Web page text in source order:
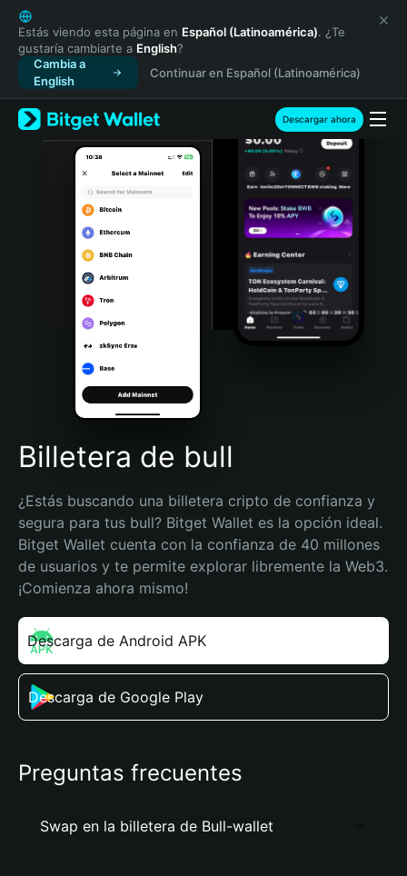
English
日本語
Tiếng Việt
Русский
Español (Latinoamérica)
Türkçe
Italiano
Português (Portugal)
Bahasa Indonesia
Português (Brasil)
Español (Argentina)
Estás viendo esta página en Español (Latinoamérica). ¿Te
gustaría cambiarte a English?
Cambia a
English
Continuar en Español (Latinoamérica)
Descargar ahora
Billetera de bull
¿Estás buscando una billetera cripto de confianza y
segura para tus bull? Bitget Wallet es la opción ideal.
Bitget Wallet cuenta con la confianza de 40 millones
de usuarios y te permite explorar libremente la Web3.
¡Comienza ahora mismo!
Descarga de Android APK
Descarga de Google Play
Preguntas frecuentes
Swap en la billetera de Bull-wallet